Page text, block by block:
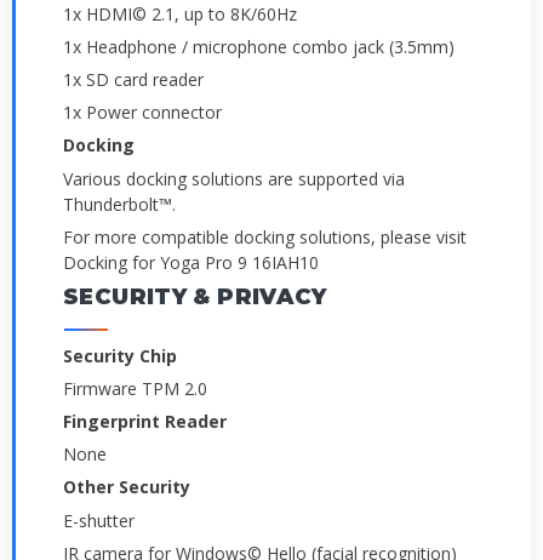
1x HDMI© 2.1, up to 8K/60Hz
1x Headphone / microphone combo jack (3.5mm)
1x SD card reader
1x Power connector
Docking
Various docking solutions are supported via
Thunderbolt™.
For more compatible docking solutions, please visit
Docking for Yoga Pro 9 16IAH10
SECURITY & PRIVACY
Security Chip
Firmware TPM 2.0
Fingerprint Reader
None
Other Security
E-shutter
IR camera for Windows© Hello (facial recognition)